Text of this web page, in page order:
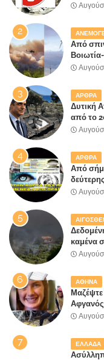
Από
την
ΑΡΘΡΑ
Δυτική
από το
έλαβε
ΑΡΘΡΑ
Από
καμένα
ΑΘΗΝΑ
Αφγανός
κάνει τη
ΕΛΛΑΔΑ